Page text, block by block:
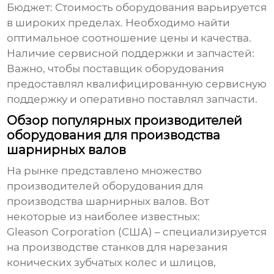
Бюджет: Стоимость оборудования варьируется
в широких пределах. Необходимо найти
оптимальное соотношение цены и качества.
Наличие сервисной поддержки и запчастей:
Важно, чтобы поставщик оборудования
предоставлял квалифицированную сервисную
поддержку и оперативно поставлял запчасти.
Обзор популярных производителей
оборудования для производства
шарнирных валов
На рынке представлено множество
производителей оборудования для
производства шарнирных валов. Вот
некоторые из наиболее известных:
Gleason Corporation (США) – специализируется
на производстве станков для нарезания
конических зубчатых колес и шлицов,